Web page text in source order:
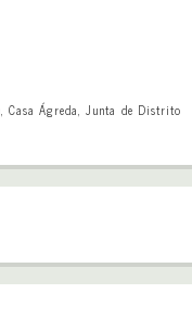
, Casa Ágreda,Junta de Distrito